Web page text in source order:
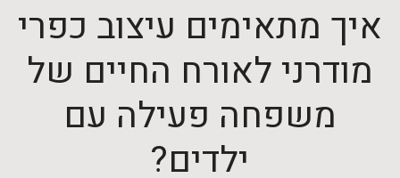
איך מתאימים עיצוב כפרי
מודרני לאורח החיים של
משפחה פעילה עם
ילדים?